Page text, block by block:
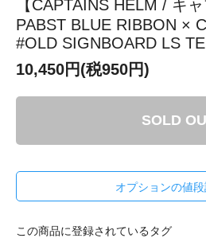
【CAPTAINS HELM / キ
PABST BLUE RIBBON ×
#OLD SIGNBOARD LS
10,450円(税950円)
SOLD
オプションの値
この商品に登録されているタグ